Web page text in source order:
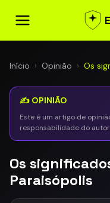
Início › Opinião › Os
✍️ OPINIÃO
Este é um artigo de
responsabilidade do
Os
Paraisópolis